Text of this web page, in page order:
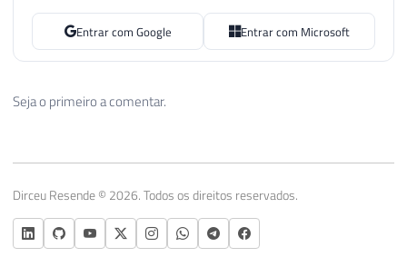
Entrar com Google Entrar com Microsoft
Seja o primeiro a comentar.
Dirceu Resende © 2026. Todos os direitos reservados.